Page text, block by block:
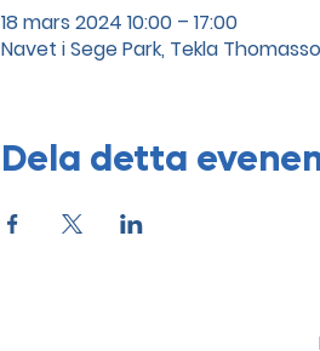
18 mars 2024 10:00 – 17:00
Navet i Sege Park, Tekla
Dela detta